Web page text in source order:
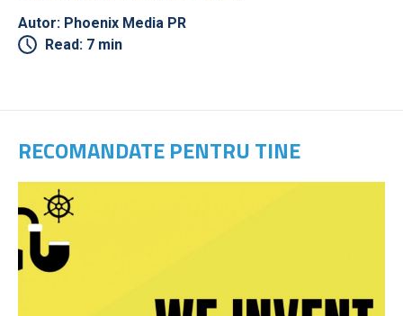
Autor: Phoenix Media PR
Read: 7 min
RECOMANDATE PENTRU TINE